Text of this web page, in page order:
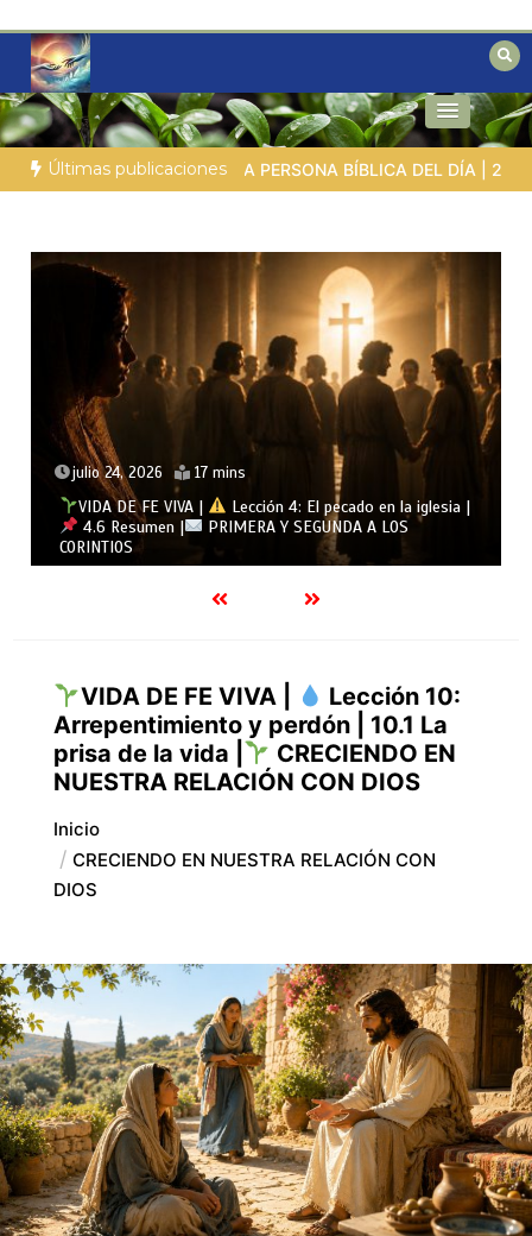
contenido
Fe para Hoy
Reflexiones bíblicas para personas en
búsqueda
Últimas publicaciones
DÍA | 27.07.2026 | La reina de Sabá – la buscadora con
julio 23, 2026 14 mins
VIDA DE FE VIVA |
Lección 4: El pecado en la iglesia |
4.5 El matrimonio y la soltería |
PRIMERA Y
SEGUNDA A LOS CORINTIOS
VIDA DE FE VIVA |
Lección 10:
Arrepentimiento y perdón | 10.1 La
prisa de la vida |
CRECIENDO EN
NUESTRA RELACIÓN CON DIOS
Inicio
CRECIENDO EN NUESTRA RELACIÓN CON
DIOS